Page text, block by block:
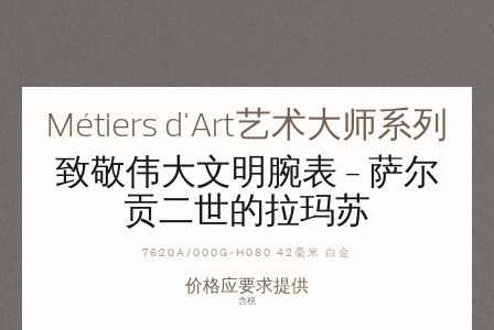
Métiers d'Art艺术大师系列
致敬伟大文明腕表 - 萨尔
贡二世的拉玛苏
7620A/000G-H080 42毫米 白金
价格应要求提供
含税